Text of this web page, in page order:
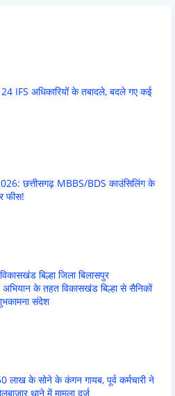
24 IFS अधिकारियों के तबादले, बदले गए कई
छत्तीसगढ़ MBBS/BDS काउंसिलिंग के
फीस!
बिल्हा जिला बिलासपुर
अभियान के तहत विकासखंड बिल्हा से सैनिकों
संदेश
लाख के सोने के कंगन गायब, पूर्व कर्मचारी ने
थाने में मामला दर्ज